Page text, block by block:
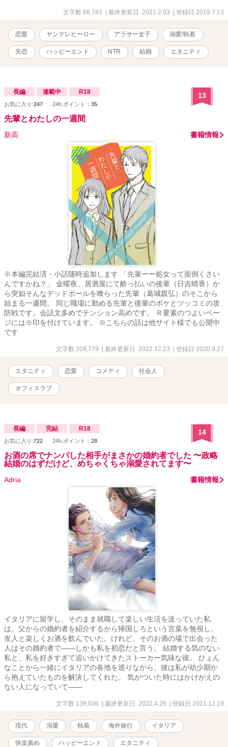
ちょっとヤンデレなイケメン上司と気の強い失恋したばかりのアラ
注意ください。 第十四回恋愛大賞で奨励賞をいただきました。投票
くださった皆様に感謝いたします。 他サイトでも掲載中
文字数 88,783 | 最終更新日 2021.2.03 | 登録日 2019.7.13
恋愛 ヤンデレヒーロー アラサー女子 溺愛/執着
失恋 ハッピーエンド NTR 結婚 エタニティ
長編 連載中 R18
お気に入り:247 24h.ポイント： 35
13
先輩とわたしの一週間
新高 書籍情報
※本編完結済・小話随時追加します 「先輩ーー処女って面倒くさい
んですかね？」 金曜夜、居酒屋にて酔っ払いの後輩（日吉晴香）か
ら突如そんなデッドボールを喰らった先輩（葛城親弘）のそこから
始まる一週間。 同じ職場に勤める先輩と後輩のボケとツッコミの攻
防戦です。会話文多めでテンション高めです。 Ｒ要素のつよいペー
ジには※印を付けています。 ※こちらの話は他サイト様でも公開中
です
文字数 209,779 | 最終更新日 2022.12.23 | 登録日 2020.9.27
エタニティ 恋愛 コメディ 社会人
オフィスラブ
長編 完結 R18
お気に入り:722 24h.ポイント： 28
14
お酒の席でナンパした相手がまさかの婚約者でした 〜政略
結婚のはずだけど、めちゃくちゃ溺愛されてます〜
Adria 書籍情報
イタリアに留学し、そのまま就職して楽しい生活を送っていた私
は、父からの婚約者を紹介するから帰国しろという言葉を無視し、
友人と楽しくお酒を飲んでいた。けれど、そのお酒の場で出会った
人はその婚約者で――しかも私を初恋だと言う。 結婚する気のない
私と、私を好きすぎて追いかけてきたストーカー気味な彼。 ひょん
なことから一緒にイタリアの各地を巡りながら、彼は私が幼少期か
ら抱えていたものを解決してくれた。 気がついた時にはかけがえの
ない人になっていて――
文字数 139,036 | 最終更新日 2022.4.26 | 登録日 2021.12.19
現代 溺愛 執着 海外旅行 イタリア
快楽責め ハッピーエンド エタニティ